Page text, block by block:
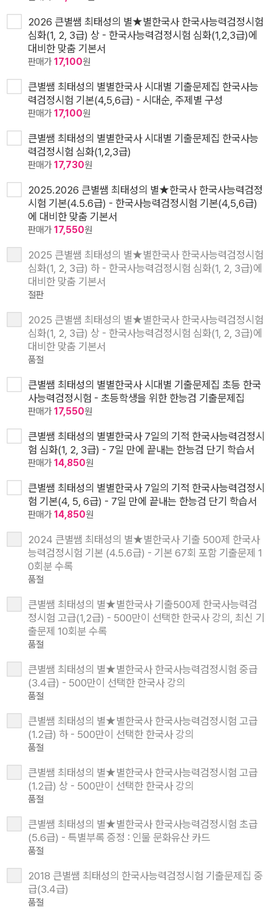
2026 큰별쌤 최태성의 별★별한국사 한국사능력검정시험
심화(1, 2, 3급) 상 - 한국사능력검정시험 심화(1,2,3급)에
대비한 맞춤 기본서
판매가17,100원
큰별쌤 최태성의 별별한국사 시대별 기출문제집 한국사능
력검정시험 기본(4,5,6급) - 시대순, 주제별 구성
판매가17,100원
큰별쌤 최태성의 별별한국사 시대별 기출문제집 한국사능
력검정시험 심화(1,2,3급)
판매가17,730원
2025.2026 큰별쌤 최태성의 별★한국사 한국사능력검정
시험 기본(4.5.6급) - 한국사능력검정시험 기본(4,5,6급)
에 대비한 맞춤 기본서
판매가17,550원
2025 큰별쌤 최태성의 별★별한국사 한국사능력검정시험
심화(1, 2, 3급) 하 - 한국사능력검정시험 심화(1, 2, 3급)에
대비한 맞춤 기본서
절판
2025 큰별쌤 최태성의 별★별한국사 한국사능력검정시험
심화(1, 2, 3급) 상 - 한국사능력검정시험 심화(1, 2, 3급)에
대비한 맞춤 기본서
품절
큰별쌤 최태성의 별별한국사 시대별 기출문제집 초등 한국
사능력검정시험 - 초등학생을 위한 한능검 기출문제집
판매가17,550원
큰별쌤 최태성의 별별한국사 7일의 기적 한국사능력검정시
험 심화(1, 2, 3급) - 7일 만에 끝내는 한능검 단기 학습서
판매가14,850원
큰별쌤 최태성의 별별한국사 7일의 기적 한국사능력검정시
험 기본(4, 5, 6급) - 7일 만에 끝내는 한능검 단기 학습서
판매가14,850원
2024 큰별쌤 최태성의 별★별한국사 기출 500제 한국사
능력검정시험 기본 (4.5.6급) - 기본 67회 포함 기출문제 1
0회분 수록
품절
큰별쌤 최태성의 별★별한국사 기출500제 한국사능력검
정시험 고급(1,2급) - 500만이 선택한 한국사 강의, 최신 기
출문제 10회분 수록
품절
큰별쌤 최태성의 별★별한국사 한국사능력검정시험 중급
(3.4급) - 500만이 선택한 한국사 강의
품절
큰별쌤 최태성의 별★별한국사 한국사능력검정시험 고급
(1.2급) 하 - 500만이 선택한 한국사 강의
품절
큰별쌤 최태성의 별★별한국사 한국사능력검정시험 고급
(1.2급) 상 - 500만이 선택한 한국사 강의
품절
큰별쌤 최태성의 별★별한국사 한국사능력검정시험 초급
(5.6급) - 특별부록 증정 : 인물 문화유산 카드
품절
2018 큰별쌤 최태성의 한국사능력검정시험 기출문제집 중
급(3.4급)
품절